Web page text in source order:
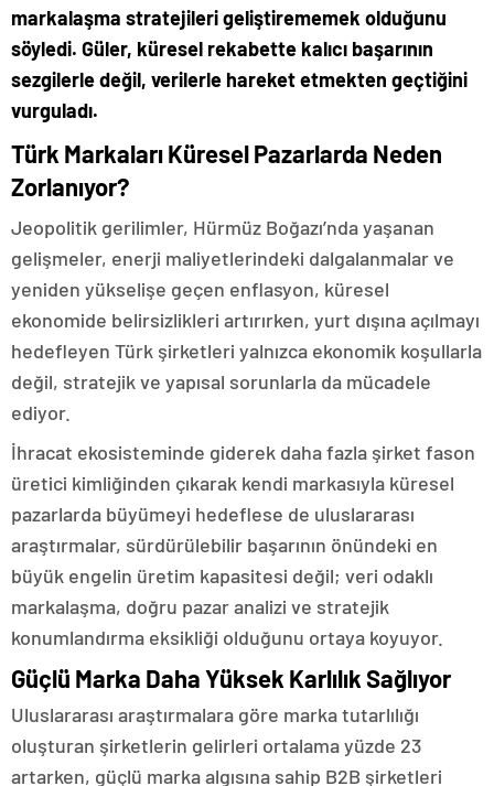
markalaşma stratejileri geliştirememek olduğunu
söyledi. Güler, küresel rekabette kalıcı başarının
sezgilerle değil, verilerle hareket etmekten geçtiğini
vurguladı.
Türk Markaları Küresel Pazarlarda Neden
Zorlanıyor?
Jeopolitik gerilimler, Hürmüz Boğazı’nda yaşanan
gelişmeler, enerji maliyetlerindeki dalgalanmalar ve
yeniden yükselişe geçen enflasyon, küresel
ekonomide belirsizlikleri artırırken, yurt dışına açılmayı
hedefleyen Türk şirketleri yalnızca ekonomik koşullarla
değil, stratejik ve yapısal sorunlarla da mücadele
ediyor.
İhracat ekosisteminde giderek daha fazla şirket fason
üretici kimliğinden çıkarak kendi markasıyla küresel
pazarlarda büyümeyi hedeflese de uluslararası
araştırmalar, sürdürülebilir başarının önündeki en
büyük engelin üretim kapasitesi değil; veri odaklı
markalaşma, doğru pazar analizi ve stratejik
konumlandırma eksikliği olduğunu ortaya koyuyor.
Güçlü Marka Daha Yüksek Karlılık Sağlıyor
Uluslararası araştırmalara göre marka tutarlılığı
oluşturan şirketlerin gelirleri ortalama yüzde 23
artarken, güçlü marka algısına sahip B2B şirketleri